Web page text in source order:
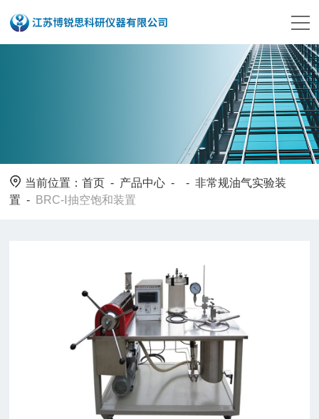
当前位置：首页 - 产品中心 - -非常规油气实验装
置 - BRC-Ⅰ抽空饱和装置